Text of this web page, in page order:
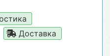
Доставка